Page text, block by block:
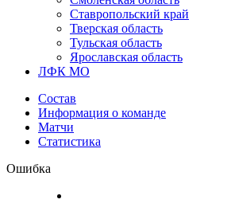
Ставропольский край
Тверская область
Тульская область
Ярославская область
ЛФК МО
Состав
Информация о команде
Матчи
Статистика
Ошибка